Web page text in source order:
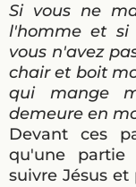
Si vous ne
l'homme et si
vous n'avez
chair et boit
qui mange
demeure en
Devant ces
qu'une partie
suivre Jésus